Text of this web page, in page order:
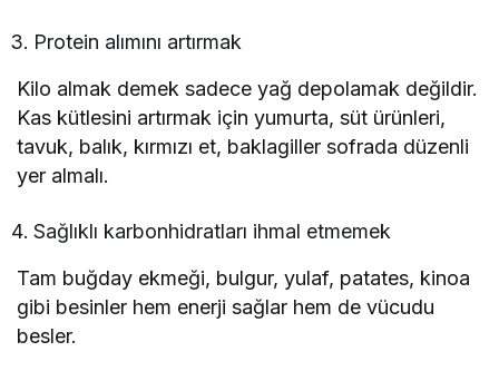
Protein alımını artırmak
Kilo almak demek sadece yağ depolamak değildir.
Kas kütlesini artırmak için yumurta, süt ürünleri,
tavuk, balık, kırmızı et, baklagiller sofrada düzenli
yer almalı.
Sağlıklı karbonhidratları ihmal etmemek
Tam buğday ekmeği, bulgur, yulaf, patates, kinoa
gibi besinler hem enerji sağlar hem de vücudu
besler.